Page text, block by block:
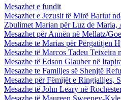
Mesazhet e fundit
Mesazhet e Jezusit të Mirë Bariut
Zbulimet Marian për Luz de Maria,
Mesazhet për Annën në Mellatz/
Mesazhe te Marias për Përgatitjen
Mesazhe të Marcos Tadeu Teixeira
Mesazhe të Edson Glauber në
Mesazhe te Familjes së Shenjtë
Mesazhe për Fëmijët e Ringjalljes,
Mesazhe të John Leary në
Mesazhe të Maureen Sweeney-